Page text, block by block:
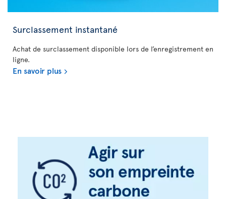
Surclassement instantané
Achat de surclassement disponible lors de l’enregistrement en
ligne.
En savoir plus